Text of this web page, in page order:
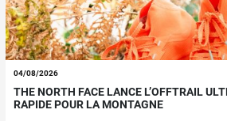
04/08/2026
THE NORTH FACE LANCE L’OFFTRAIL
RAPIDE POUR LA MONTAGNE